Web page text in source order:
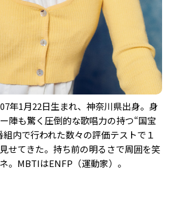
年1月22日生まれ、神奈川県出身。身
陣も驚く圧倒的な歌唱力の持つ“国宝
内で行われた数々の評価テストで１
せてきた。持ち前の明るさで周囲を笑
。MBTIはENFP（運動家）。